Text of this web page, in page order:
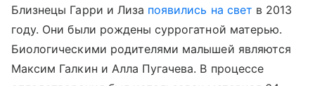
Близнецы Гарри и Лиза появились на свет в 2013
году. Они были рождены суррогатной матерью.
Биологическими родителями малышей являются
Максим Галкин и Алла Пугачева. В процессе